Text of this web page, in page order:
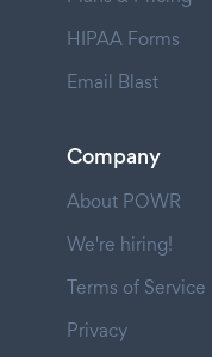
HIPAA Forms
Email Blast
Company
About POWR
We're hiring!
Terms of Service
Privacy